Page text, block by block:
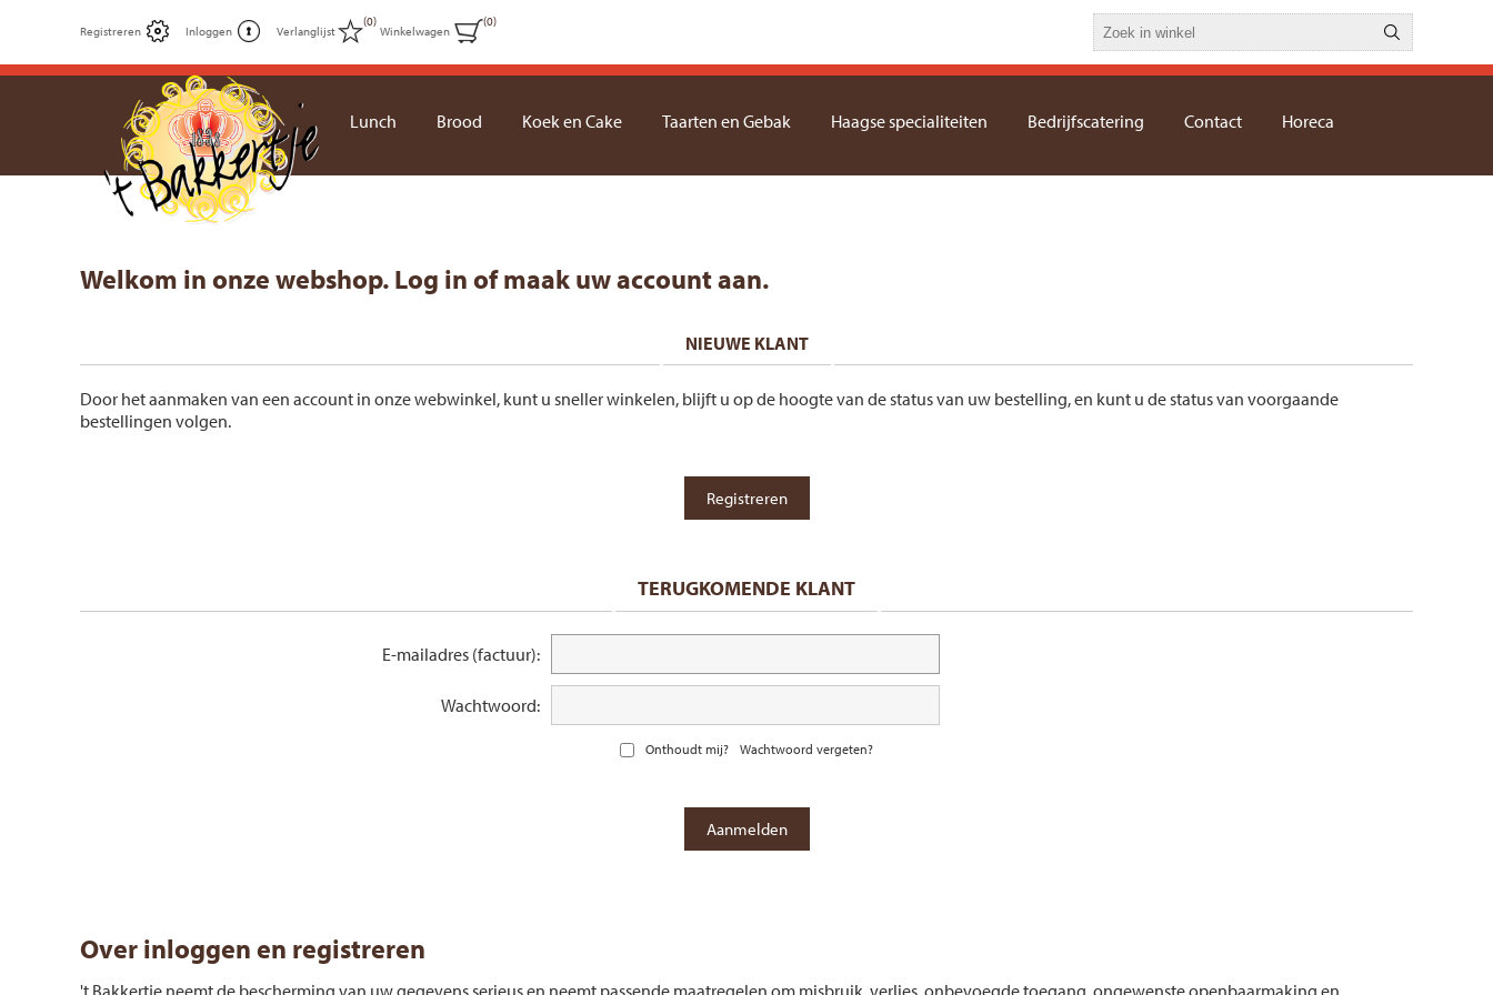
Registreren Inloggen Verlanglijst
(0)
Winkelwagen
(0)
Lunch Brood Koek en Cake Taarten en Gebak Haagse specialiteiten Bedrijfscatering Contact Horeca
Welkom in onze webshop. Log in of maak uw account aan.
NIEUWE KLANT
Door het aanmaken van een account in onze webwinkel, kunt u sneller winkelen, blijft u op de hoogte van de status van uw bestelling, en kunt u de status van voorgaande
bestellingen volgen.
TERUGKOMENDE KLANT
E-mailadres (factuur):
Wachtwoord:
Onthoudt mij? Wachtwoord vergeten?
Over inloggen en registreren
't Bakkertje neemt de bescherming van uw gegevens serieus en neemt passende maatregelen om misbruik, verlies, onbevoegde toegang, ongewenste openbaarmaking en